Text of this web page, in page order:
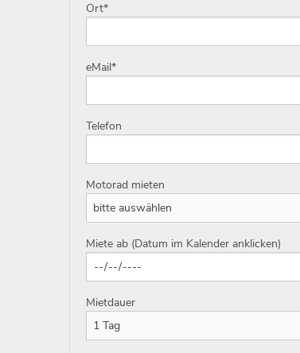
Ort*
eMail*
Telefon
Motorad mieten
Miete ab (Datum im Kalender anklicken)
Mietdauer